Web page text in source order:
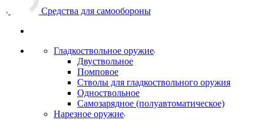
Средства для самообороны
Гладкоствольное оружие
Двуствольное
Помповое
Стволы для гладкоствольного оружия
Одноствольное
Самозарядное (полуавтоматическое)
Нарезное оружие